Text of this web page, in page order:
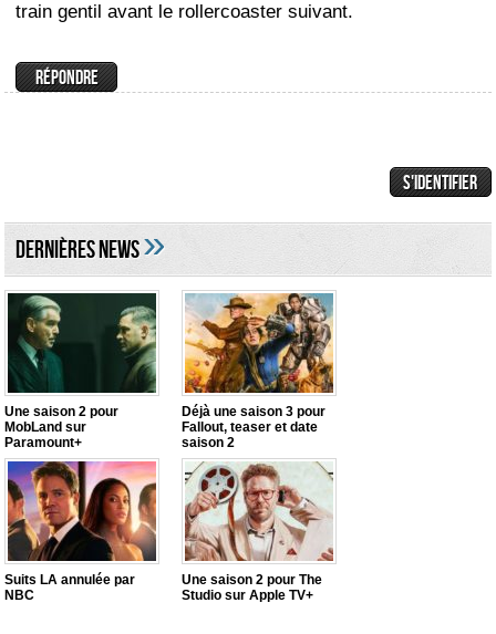
train gentil avant le rollercoaster suivant.
DERNIÈRES NEWS»
Une saison 2 pour
MobLand sur
Paramount+
Déjà une saison 3 pour
Fallout, teaser et date
saison 2
Suits LA annulée par
NBC
Une saison 2 pour The
Studio sur Apple TV+